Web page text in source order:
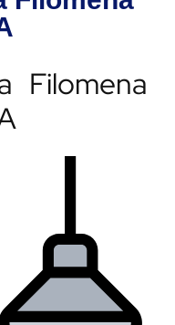
Filomena